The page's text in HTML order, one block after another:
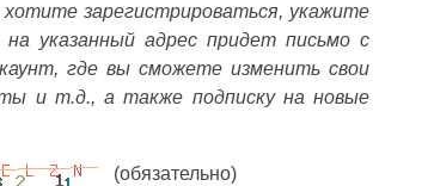
зарегистрироваться, укажите
указанный адрес придет письмо с
где вы сможете изменить свои
и т.д., а также подписку на новые
(обязательно)